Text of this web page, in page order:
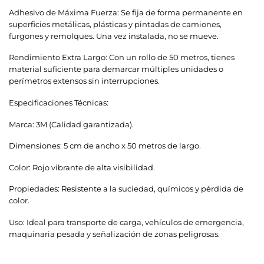
Adhesivo de Máxima Fuerza: Se fija de forma permanente en
superficies metálicas, plásticas y pintadas de camiones,
furgones y remolques. Una vez instalada, no se mueve.
Rendimiento Extra Largo: Con un rollo de 50 metros, tienes
material suficiente para demarcar múltiples unidades o
perímetros extensos sin interrupciones.
Especificaciones Técnicas:
Marca: 3M (Calidad garantizada).
Dimensiones: 5 cm de ancho x 50 metros de largo.
Color: Rojo vibrante de alta visibilidad.
Propiedades: Resistente a la suciedad, químicos y pérdida de
color.
Uso: Ideal para transporte de carga, vehículos de emergencia,
maquinaria pesada y señalización de zonas peligrosas.